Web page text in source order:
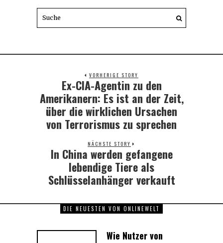
VORHERIGE STORY
Previous
post:
Ex-CIA-Agentin zu den
Amerikanern: Es ist an der Zeit,
über die wirklichen Ursachen
von Terrorismus zu sprechen
NÄCHSTE STORY
Next
post:
In China werden gefangene
lebendige Tiere als
Schlüsselanhänger verkauft
DIE NEUESTEN VON ONLINEWELT
Wie Nutzer von